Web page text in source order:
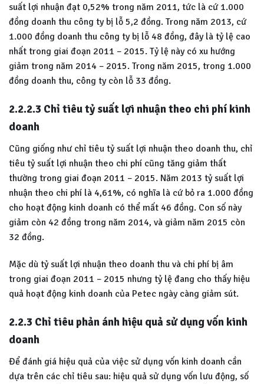
suất lợi nhuận đạt 0,52% trong năm 2011, tức là cứ 1.000
đồng doanh thu công ty bị lỗ 5,2 đồng. Trong năm 2013, cứ
1.000 đồng doanh thu công ty bị lỗ 48 đồng, đây là tỷ lệ cao
nhất trong giai đoạn 2011 – 2015. Tỷ lệ này có xu hướng
giảm trong năm 2014 – 2015. Trong năm 2015, trong 1.000
đồng doanh thu, công ty còn lỗ 33 đồng.
2.2.2.3 Chỉ tiêu tỷ suất lợi nhuận theo chi phí kinh
doanh
Cũng giống như chỉ tiêu tỷ suất lợi nhuận theo doanh thu, chỉ
tiêu tỷ suất lợi nhuận theo chi phí cũng tăng giảm thất
thường trong giai đoạn 2011 – 2015. Năm 2013 tỷ suất lợi
nhuận theo chi phí là 4,61%, có nghĩa là cứ bỏ ra 1.000 đồng
cho hoạt động kinh doanh có thể mất 46 đồng. Con số này
giảm còn 42 đồng trong năm 2014, và giảm năm 2015 còn
32 đồng.
Mặc dù tỷ suất lợi nhuận theo doanh thu và chi phí bị âm
trong giai đoạn 2011 – 2015 nhưng tỷ lệ đang cho thấy hiệu
quả hoạt động kinh doanh của Petec ngày càng giảm sút.
2.2.3 Chỉ tiêu phản ánh hiệu quả sử dụng vốn kinh
doanh
Để đánh giá hiệu quả của việc sử dụng vốn kinh doanh cần
dựa trên các chỉ tiêu sau: hiệu quả sử dụng vốn lưu động, số